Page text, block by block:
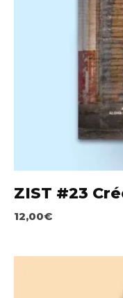
ZIST #23
12,00€